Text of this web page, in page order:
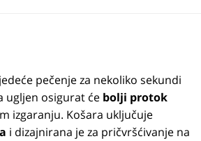
pečenje za nekoliko sekundi
ugljen osigurat će bolji protok
izgaranju. Košara uključuje
i dizajnirana je za pričvršćivanje na